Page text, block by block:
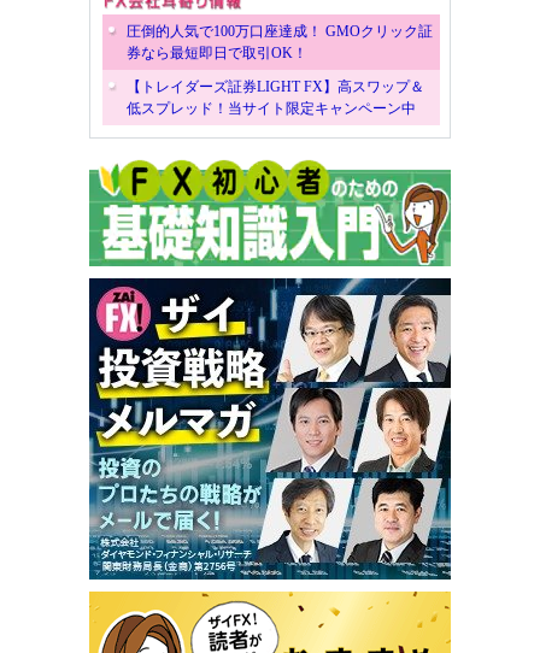
圧倒的人気で100万口座達成！ GMOクリック証
券なら最短即日で取引OK！
【トレイダーズ証券LIGHT FX】高スワップ＆
低スプレッド！当サイト限定キャンペーン中